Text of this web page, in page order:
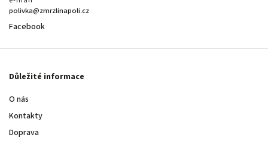
polivka@zmrzlinapoli.cz
Facebook
Důležité informace
O nás
Kontakty
Doprava